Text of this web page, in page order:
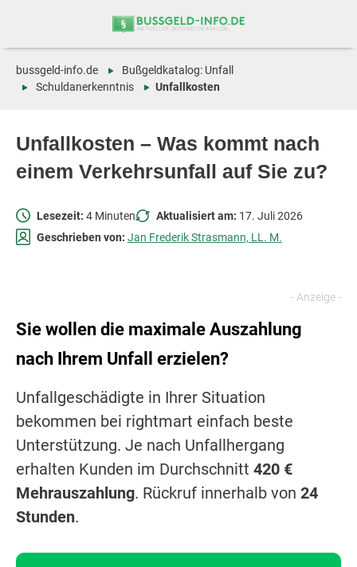
Unfallkosten – Was kommt nach
einem Verkehrsunfall auf Sie zu?
bussgeld-info.de
Bußgeldkatalog: Unfall
Schuldanerkenntnis
Unfallkosten
Lesezeit: 4 Minuten Aktualisiert am: 17. Juli 2026
Geschrieben von: Jan Frederik Strasmann, LL. M.
Sie wollen die maximale Auszahlung
nach Ihrem Unfall erzielen?
Unfallgeschädigte in Ihrer Situation
bekommen bei rightmart einfach beste
Unterstützung. Je nach Unfallhergang
erhalten Kunden im Durchschnitt 420 €
Mehrauszahlung. Rückruf innerhalb von 24
Stunden.